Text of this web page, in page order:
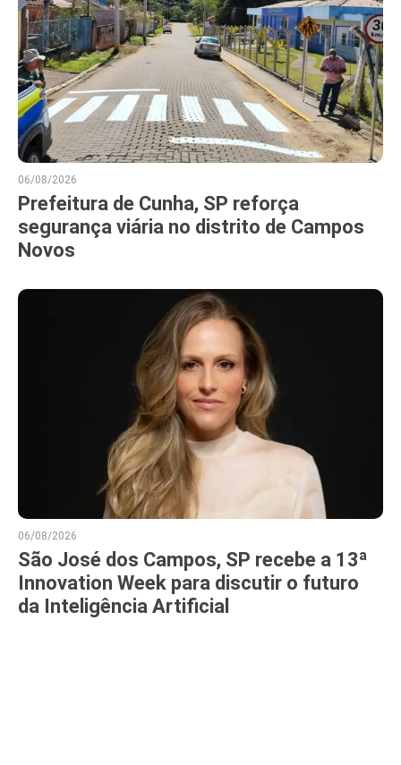
06/08/2026
Prefeitura de Cunha, SP reforça
segurança viária no distrito de Campos
Novos
06/08/2026
São José dos Campos, SP recebe a 13ª
Innovation Week para discutir o futuro
da Inteligência Artificial